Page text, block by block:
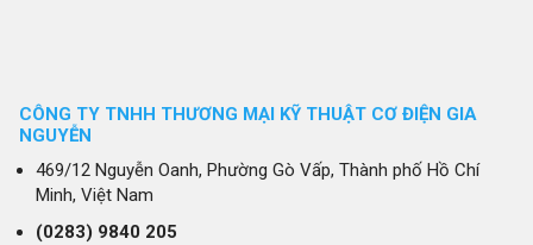
CÔNG TY TNHH THƯƠNG MẠI KỸ THUẬT CƠ ĐIỆN GIA
NGUYỄN
469/12 Nguyễn Oanh, Phường Gò Vấp, Thành phố Hồ Chí
Minh, Việt Nam
(0283) 9840 205